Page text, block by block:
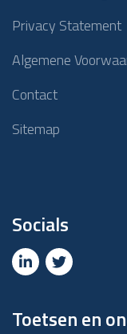
Privacy Statement
Algemene
Contact
Sitemap
Socials
Toetsen en